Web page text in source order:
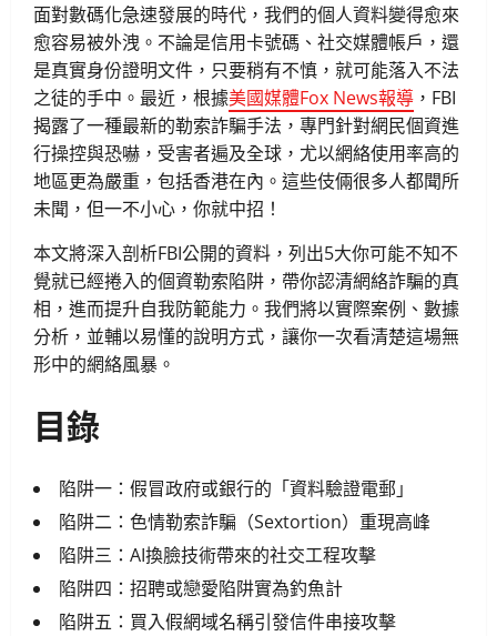
面對數碼化急速發展的時代，我們的個人資料變得愈來
愈容易被外洩。不論是信用卡號碼、社交媒體帳戶，還
是真實身份證明文件，只要稍有不慎，就可能落入不法
之徒的手中。最近，根據美國媒體Fox News報導 ，FBI
揭露了一種最新的勒索詐騙手法，專門針對網民個資進
行操控與恐嚇，受害者遍及全球，尤以網絡使用率高的
地區更為嚴重，包括香港在內。這些伎倆很多人都聞所
未聞，但一不小心，你就中招！
本文將深入剖析FBI公開的資料，列出5大你可能不知不
覺就已經捲入的個資勒索陷阱，帶你認清網絡詐騙的真
相，進而提升自我防範能力。我們將以實際案例、數據
分析，並輔以易懂的說明方式，讓你一次看清楚這場無
形中的網絡風暴。
目錄
陷阱一：假冒政府或銀行的「資料驗證電郵」
陷阱二：色情勒索詐騙（Sextortion）重現高峰
陷阱三：AI換臉技術帶來的社交工程攻擊
陷阱四：招聘或戀愛陷阱實為釣魚計
陷阱五：買入假網域名稱引發信件串接攻擊